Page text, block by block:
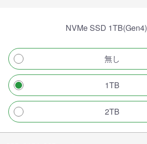
NVMe SSD 1TB(Gen4)
無し
1TB
2TB